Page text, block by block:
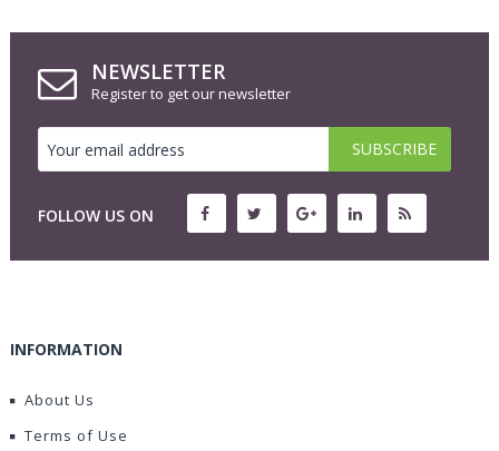
NEWSLETTER
Register to get our newsletter
FOLLOW US ON
INFORMATION
About Us
Terms of Use